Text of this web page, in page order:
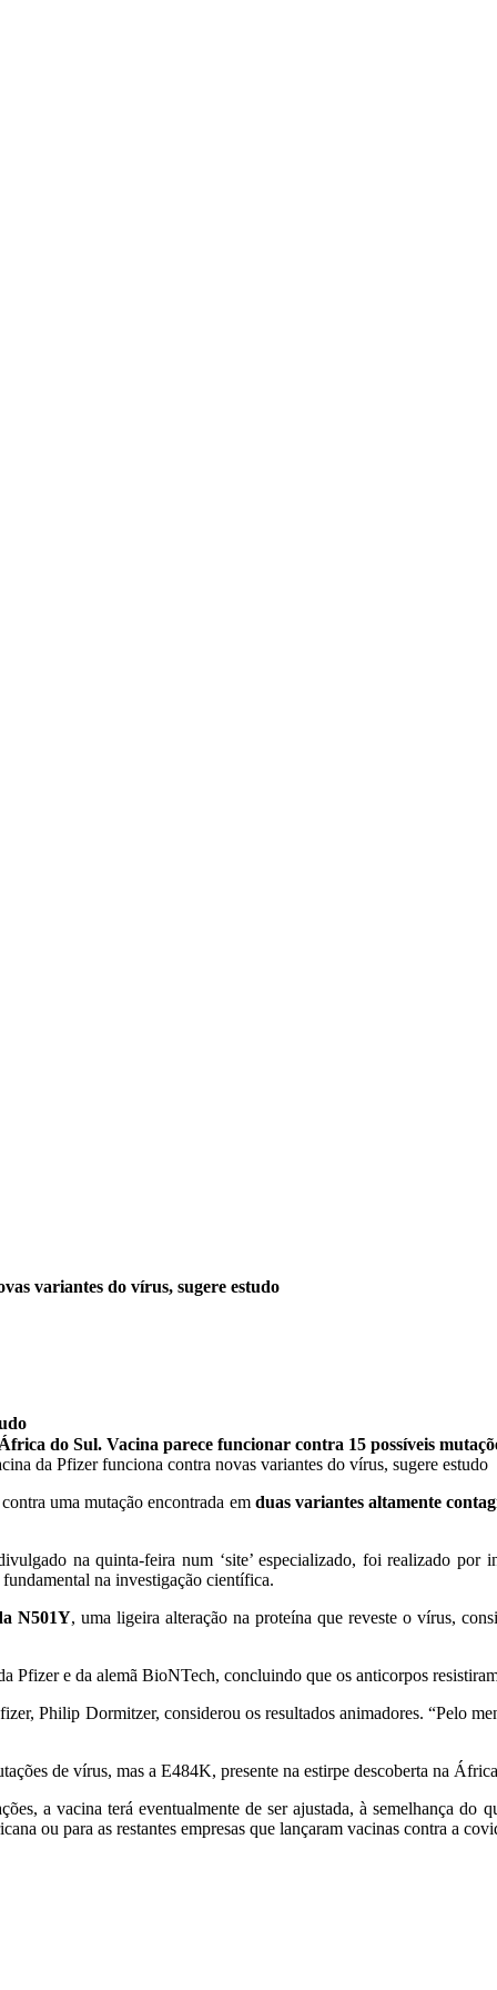
variantes do vírus, sugere estudo
do Sul. Vacina parece funcionar contra 15 possíveis
uma mutação encontrada em duas variantes altamente
na quinta-feira num ‘site’ especializado, foi realizado por
na investigação científica.
N501Y, uma ligeira alteração na proteína que reveste o vírus,
Pfizer e da alemã BioNTech, concluindo que os anticorpos
Philip Dormitzer, considerou os resultados animadores. “Pelo
de vírus, mas a E484K, presente na estirpe descoberta na
a vacina terá eventualmente de ser ajustada, à semelhança do
ou para as restantes empresas que lançaram vacinas contra a